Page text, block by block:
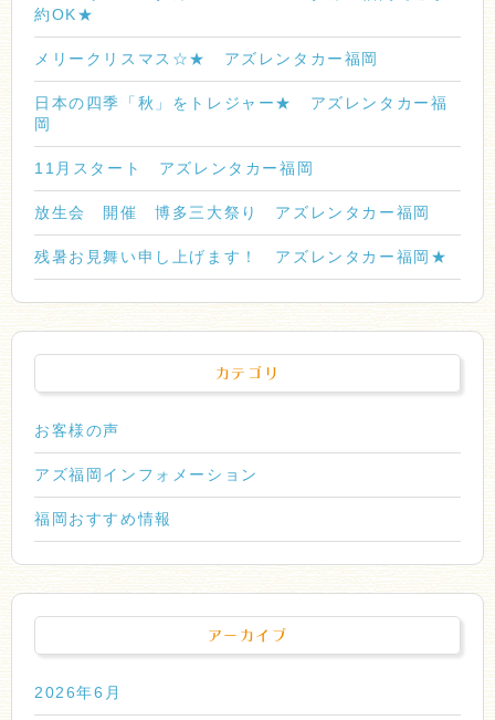
約OK★
メリークリスマス☆★ アズレンタカー福岡
日本の四季「秋」をトレジャー★ アズレンタカー福
岡
11月スタート アズレンタカー福岡
放生会 開催 博多三大祭り アズレンタカー福岡
残暑お見舞い申し上げます！ アズレンタカー福岡★
カテゴリ
お客様の声
アズ福岡インフォメーション
福岡おすすめ情報
アーカイブ
2026年6月